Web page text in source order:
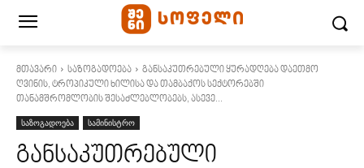
მთავარი საზოგადოება
განსაკუთრებული ყურადღება დაეთმო
ღვინის, ტროპიკული ხილისა და თამბაქოს სექტორებში
თანამშრომლობის შესაძლებლობებს, ასევე...
საზოგადოება სამინისტრო
განსაკუთრებული